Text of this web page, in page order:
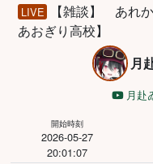
LIVE
【雑談】 あれ
あおぎり高校】
月
月赴
開始時刻
2026-05-27
20:01:07